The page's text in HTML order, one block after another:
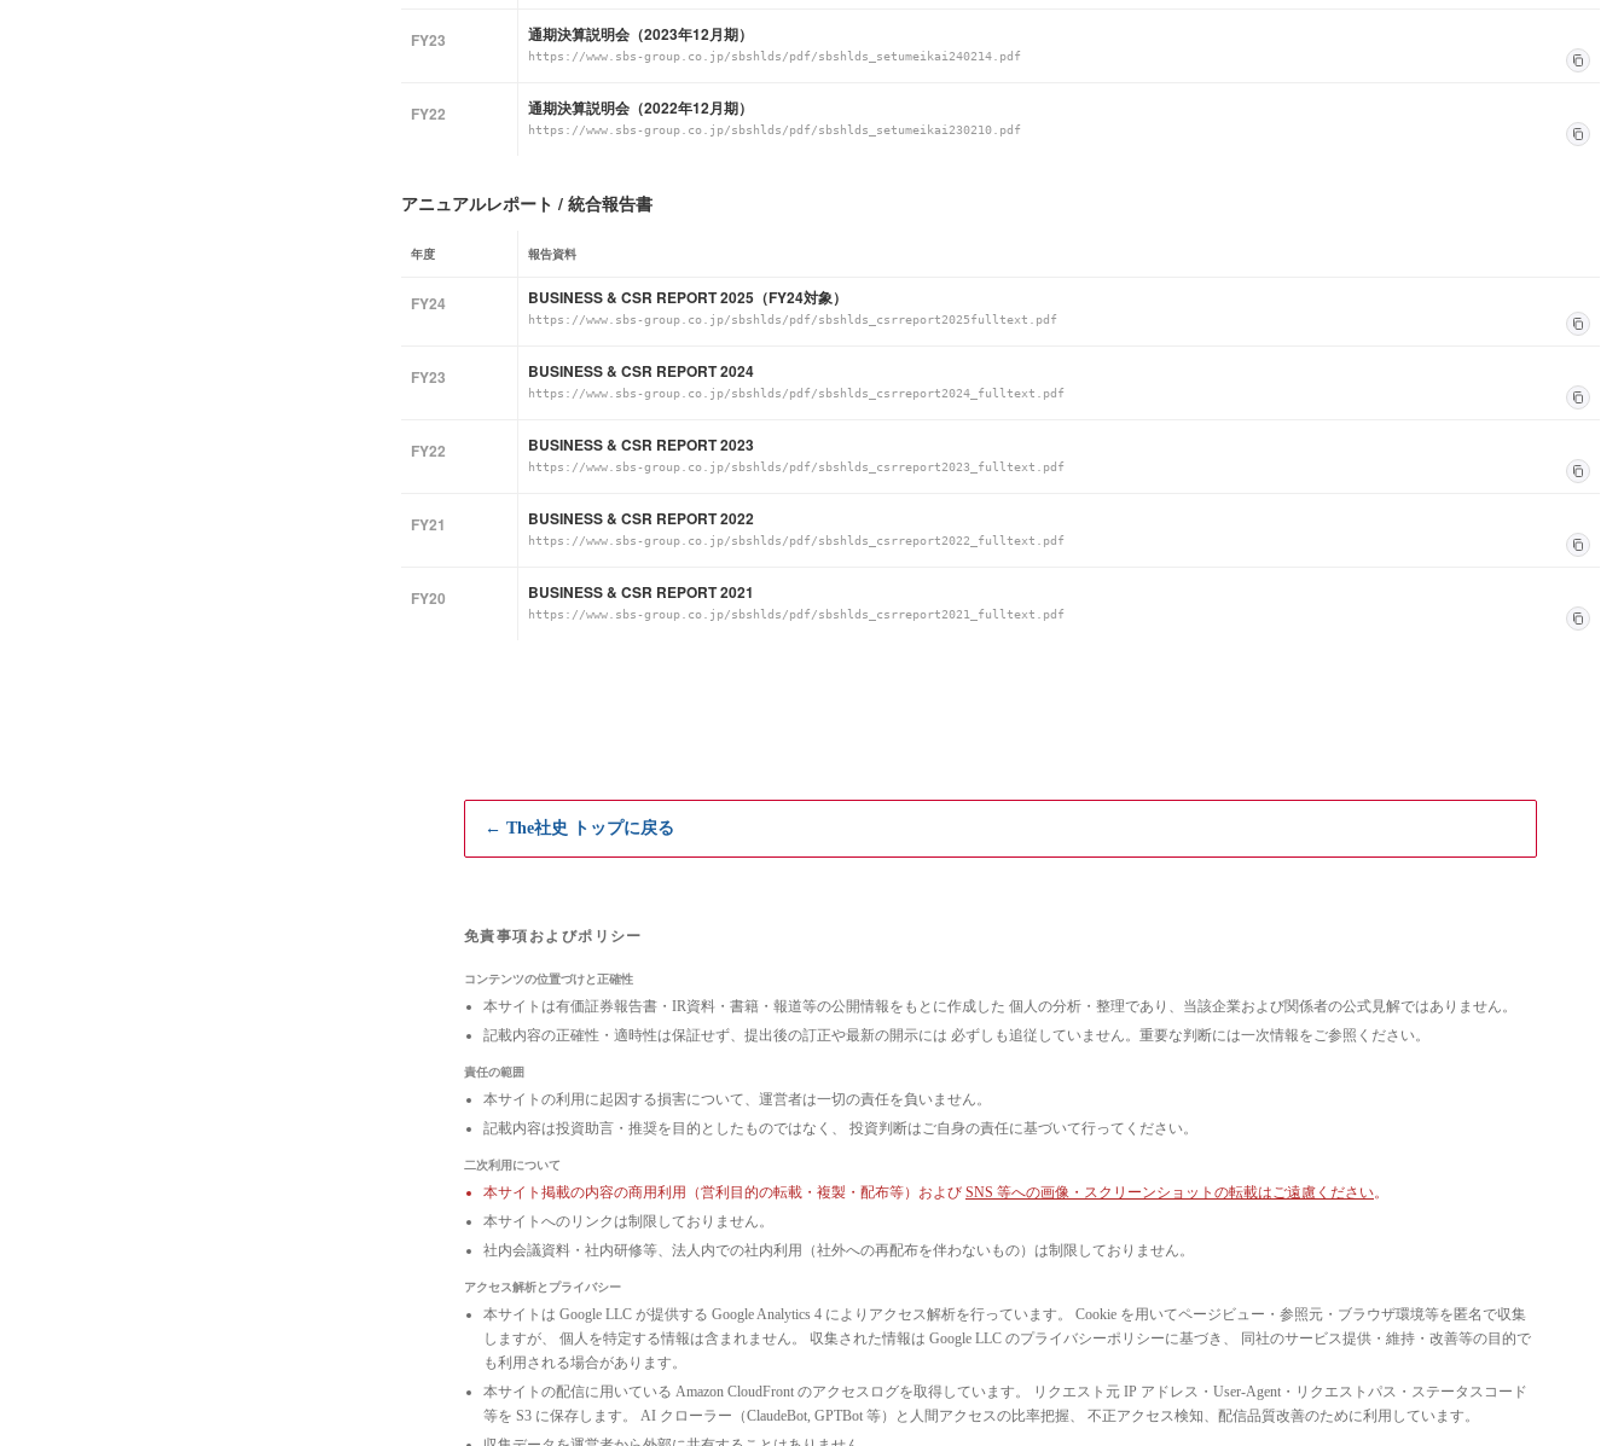
FY23 通期決算説明会（2023年12月期）
https://www.sbs-group.co.jp/sbshlds/pdf/sbshlds_setumeikai240214.pdf
FY22 通期決算説明会（2022年12月期）
https://www.sbs-group.co.jp/sbshlds/pdf/sbshlds_setumeikai230210.pdf
アニュアルレポート / 統合報告書
年度 報告資料
FY24 BUSINESS & CSR REPORT 2025（FY24対象）
https://www.sbs-group.co.jp/sbshlds/pdf/sbshlds_csrreport2025fulltext.pdf
FY23 BUSINESS & CSR REPORT 2024
https://www.sbs-group.co.jp/sbshlds/pdf/sbshlds_csrreport2024_fulltext.pdf
FY22 BUSINESS & CSR REPORT 2023
https://www.sbs-group.co.jp/sbshlds/pdf/sbshlds_csrreport2023_fulltext.pdf
FY21 BUSINESS & CSR REPORT 2022
https://www.sbs-group.co.jp/sbshlds/pdf/sbshlds_csrreport2022_fulltext.pdf
FY20 BUSINESS & CSR REPORT 2021
https://www.sbs-group.co.jp/sbshlds/pdf/sbshlds_csrreport2021_fulltext.pdf
← The社史 トップに戻る
免責事項およびポリシー
コンテンツの位置づけと正確性
本サイトは有価証券報告書・IR資料・書籍・報道等の公開情報をもとに作成した 個人の分析・整理であり、当該企業および関係者の公式見解ではありません。
記載内容の正確性・適時性は保証せず、提出後の訂正や最新の開示には 必ずしも追従していません。重要な判断には一次情報をご参照ください。
責任の範囲
本サイトの利用に起因する損害について、運営者は一切の責任を負いません。
記載内容は投資助言・推奨を目的としたものではなく、 投資判断はご自身の責任に基づいて行ってください。
二次利用について
本サイト掲載の内容の商用利用（営利目的の転載・複製・配布等）および SNS 等への画像・スクリーンショットの転載はご遠慮ください。
本サイトへのリンクは制限しておりません。
社内会議資料・社内研修等、法人内での社内利用（社外への再配布を伴わないもの）は制限しておりません。
アクセス解析とプライバシー
本サイトは Google LLC が提供する Google Analytics 4 によりアクセス解析を行っています。 Cookie を用いてページビュー・参照元・ブラウザ環境等を匿名で収集
しますが、 個人を特定する情報は含まれません。 収集された情報は Google LLC のプライバシーポリシーに基づき、 同社のサービス提供・維持・改善等の目的で
も利用される場合があります。
本サイトの配信に用いている Amazon CloudFront のアクセスログを取得しています。 リクエスト元 IP アドレス・User-Agent・リクエストパス・ステータスコード
等を S3 に保存します。 AI クローラー（ClaudeBot, GPTBot 等）と人間アクセスの比率把握、 不正アクセス検知、配信品質改善のために利用しています。